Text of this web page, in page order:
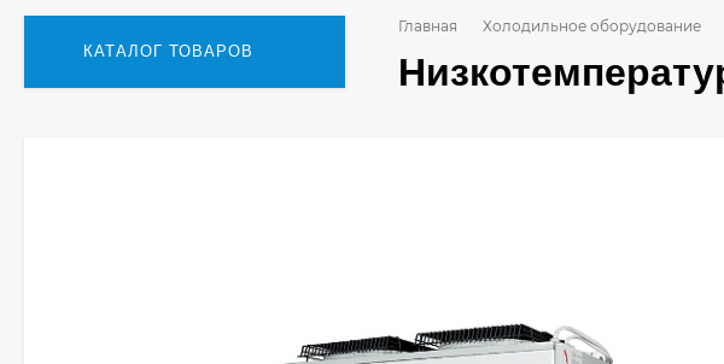
КАТАЛОГ ТОВАРОВ
Главная Холодильное оборудование